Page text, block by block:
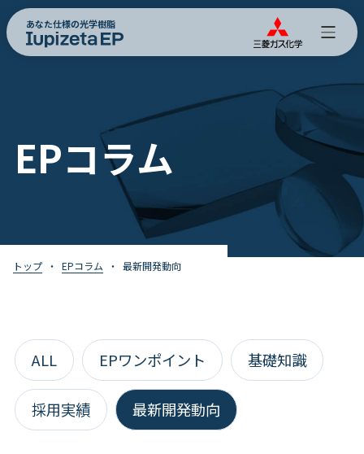
あなた仕様の光学樹脂
EPコラム
トップ EPコラム 最新開発動向
ALL EPワンポイント 基礎知識
採用実績 最新開発動向